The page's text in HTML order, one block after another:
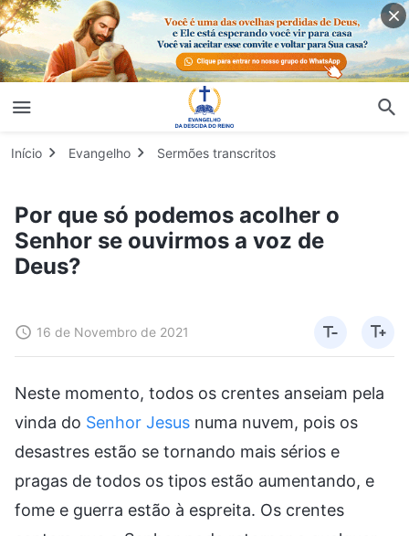
Início Evangelho Sermões transcritos
Por que só podemos acolher o
Senhor se ouvirmos a voz de
Deus?
16 de Novembro de 2021
Neste momento, todos os crentes anseiam pela
vinda do Senhor Jesus numa nuvem, pois os
desastres estão se tornando mais sérios e
pragas de todos os tipos estão aumentando, e
fome e guerra estão à espreita. Os crentes